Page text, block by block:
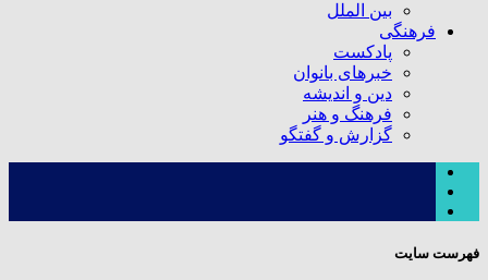
بین الملل
فرهنگی
پادکست
خبرهای بانوان
دین و اندیشه
فرهنگ و هنر
گزارش و گفتگو
فهرست سایت